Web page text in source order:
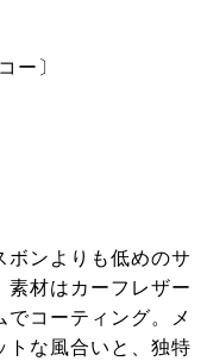
ー〕
ボンよりも低めのサ
材はカーフレザー
コーティング。メ
トな風合いと、独特